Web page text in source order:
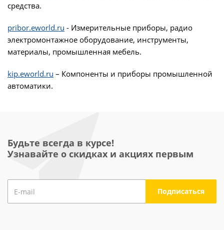
средства.
pribor.eworld.ru - Измерительные приборы, радио
электромонтажное оборудование, инструменты,
материалы, промышленная мебель.
kip.eworld.ru – Компоненты и приборы промышленной
автоматики.
Будьте всегда в курсе!
Узнавайте о скидках и акциях первым